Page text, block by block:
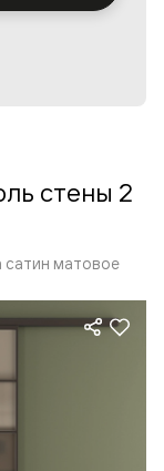
профиль
в одном
стены 2
матовое